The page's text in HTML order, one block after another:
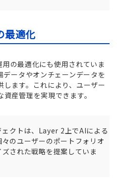
最適化
の最適化にも使用されていま
ータやオンチェーンデータを
ます。これにより、ユーザー
産管理を実現できます。
ェクトは、Layer 2上でAIによる
のユーザーのポートフォリオ
された戦略を提案していま